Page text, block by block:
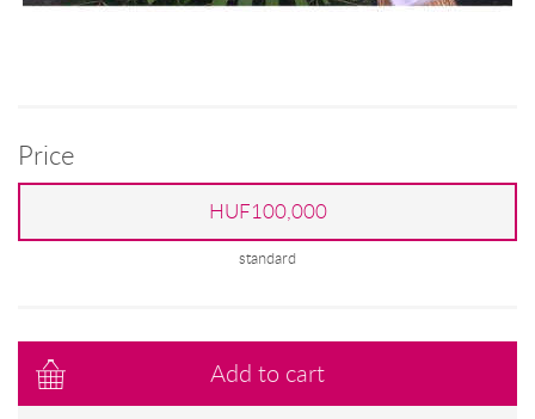
Price
HUF100,000
standard
Add to cart